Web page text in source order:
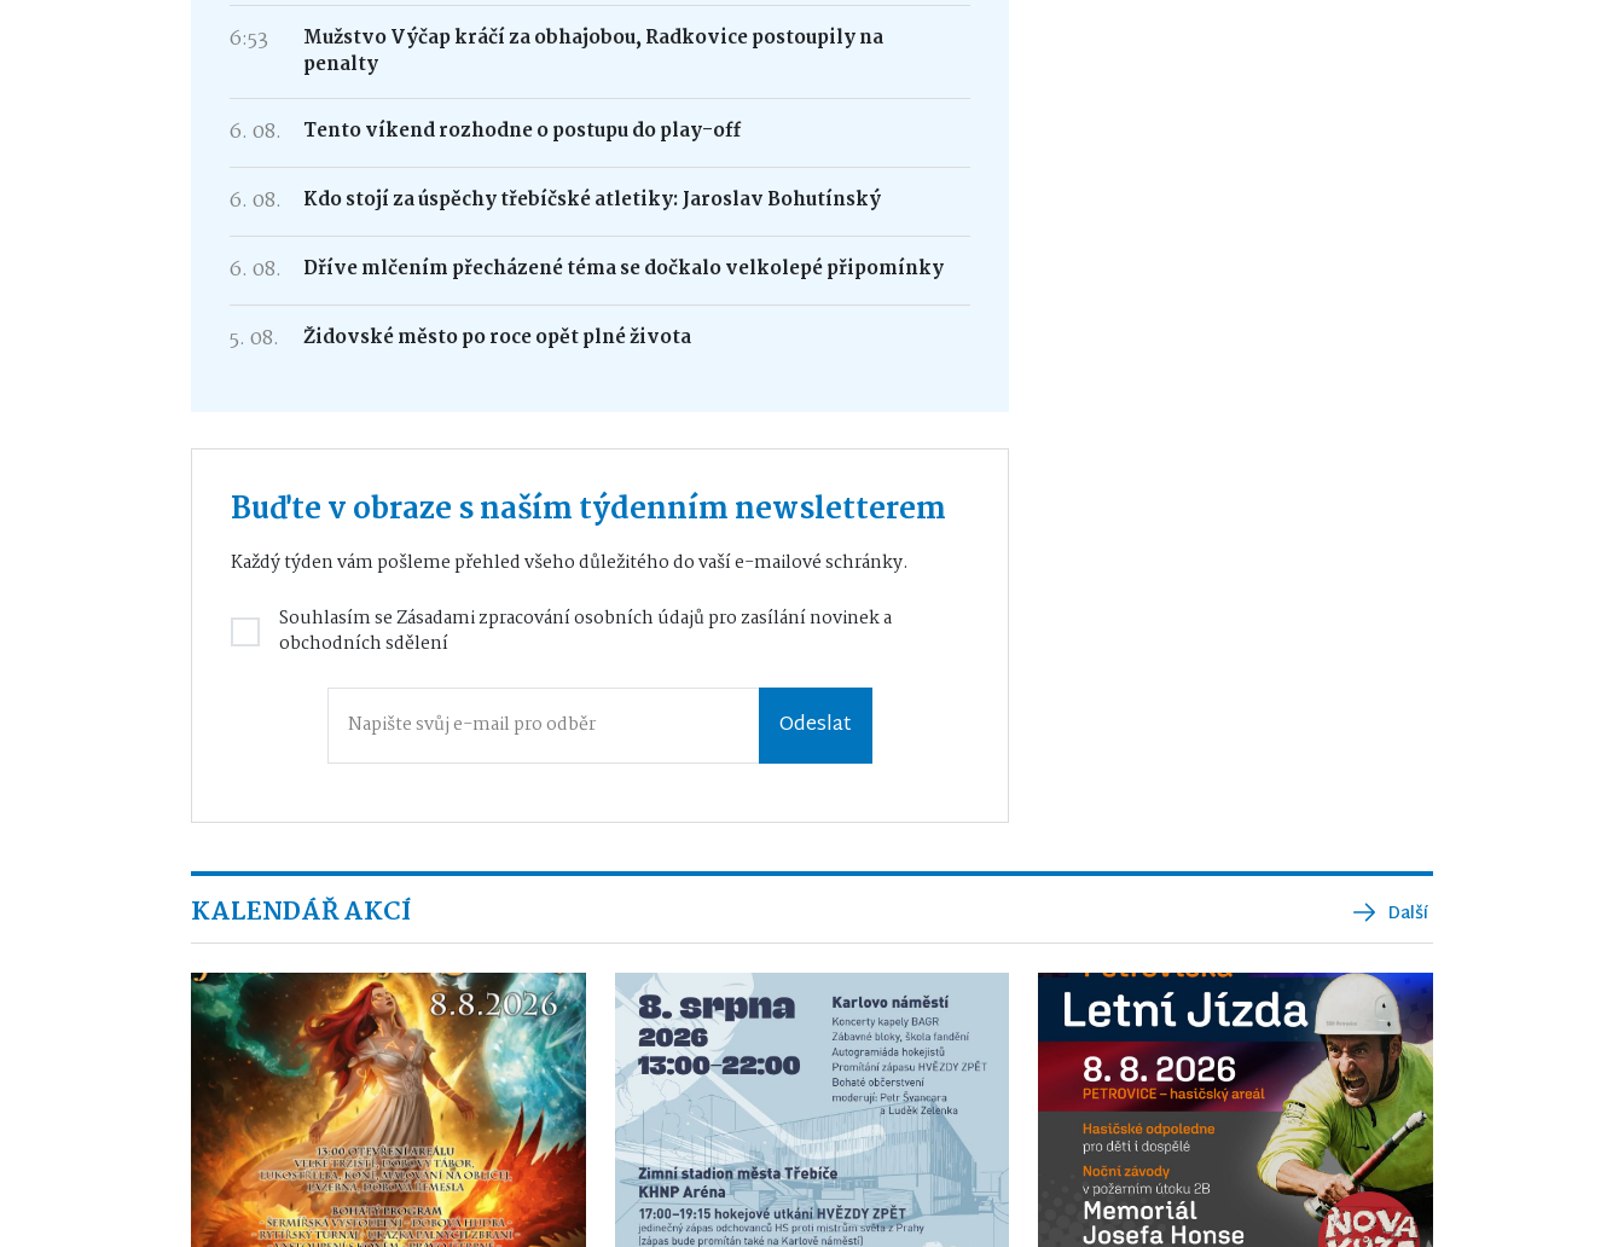
6:53
Mužstvo Výčap kráčí za obhajobou, Radkovice postoupily na
penalty
6. 08. Tento víkend rozhodne o postupu do play-off
6. 08. Kdo stojí za úspěchy třebíčské atletiky: Jaroslav Bohutínský
6. 08. Dříve mlčením přecházené téma se dočkalo velkolepé připomínky
5. 08. Židovské město po roce opět plné života
Buďte v obraze s naším týdenním newsletterem
Každý týden vám pošleme přehled všeho důležitého do vaší e-mailové schránky.
Souhlasím seZásadami zpracování osobních údajůpro zasílání novinek a
obchodních sdělení
Odeslat
KALENDÁŘ AKCÍ Další